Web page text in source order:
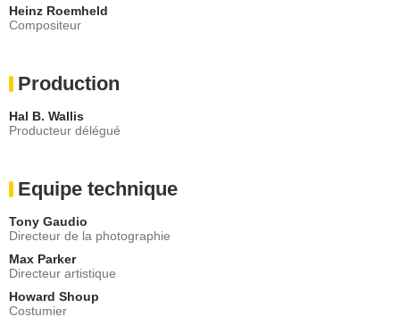
Heinz Roemheld
Compositeur
Production
Hal B. Wallis
Producteur délégué
Equipe technique
Tony Gaudio
Directeur de la photographie
Max Parker
Directeur artistique
Howard Shoup
Costumier